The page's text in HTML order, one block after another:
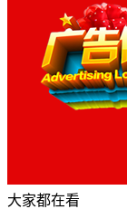
大家都在看